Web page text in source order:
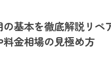
基本を徹底解説リペ
料金相場の見極め方